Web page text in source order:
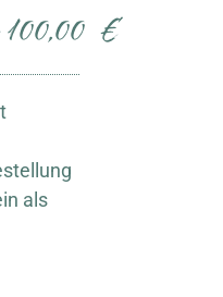
100,00€
als